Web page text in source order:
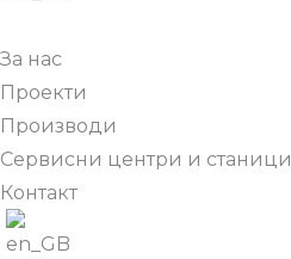
За нас
Проекти
Производи
Сервисни центри и станици
Контакт